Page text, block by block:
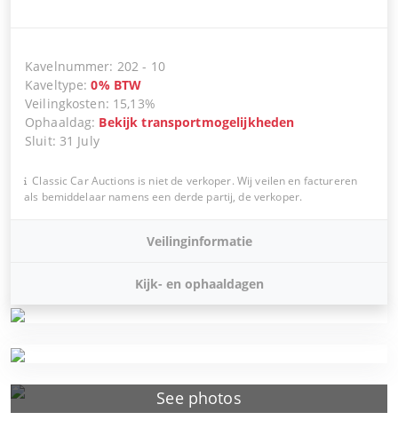
See photos
Kavelnummer: 202 - 10
Kaveltype:0% BTW
Veilingkosten: 15,13%
Ophaaldag: Bekijk transportmogelijkheden
Sluit: 31 July
Classic Car Auctions is niet de verkoper. Wij veilen en factureren
als bemiddelaar namens een derde partij, de verkoper.
Veilinginformatie
Kijk- en ophaaldagen